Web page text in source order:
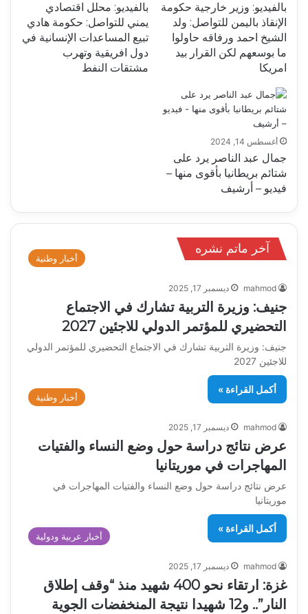
بالفيديو: وزير خارجية حكومة
الإنقاذ باليمن للتواصل: ولد
الشيخ احمد ورفاقه حاولوا
ما بوسعهم لكن القرار بيد
امريكا
بالفيديو: محلل اقتصادي
يمني للتواصل: حكومة هادي
تبيع المساعدات الإنسانية في
دول افريقية وتهرب
مشتقات النفط
أغسطس 14, 2024
جمال عبد الناصر يرد على
شتائم بريطانيا بأقوى منها –
فيديو – أرشيف
آخر ماتم نشره
أخبار وطنية
mahmod ديسمبر 17, 2025
جنيف: وزيرة التربية تشارك في الاجتماع
التحضيري للمؤتمر الدولي للاجئين 2027
جنيف: وزيرة التربية تشارك في الاجتماع التحضيري للمؤتمر الدولي
للاجئين 2027
أكمل القراءة »
أخبار وطنية
mahmod ديسمبر 17, 2025
عرض نتائج دراسة حول وضع النساء والفتيات
المهاجرات في موريتانيا
عرض نتائج دراسة حول وضع النساء والفتيات المهاجرات في
موريتانيا
أكمل القراءة »
أخبار عربية ودولية
mahmod ديسمبر 17, 2025
غزة: ارتقاء نحو 400 شهيد منذ “وقف إطلاق
النار”.. و12 شهيدا نتيجة المنخفضات الجوية